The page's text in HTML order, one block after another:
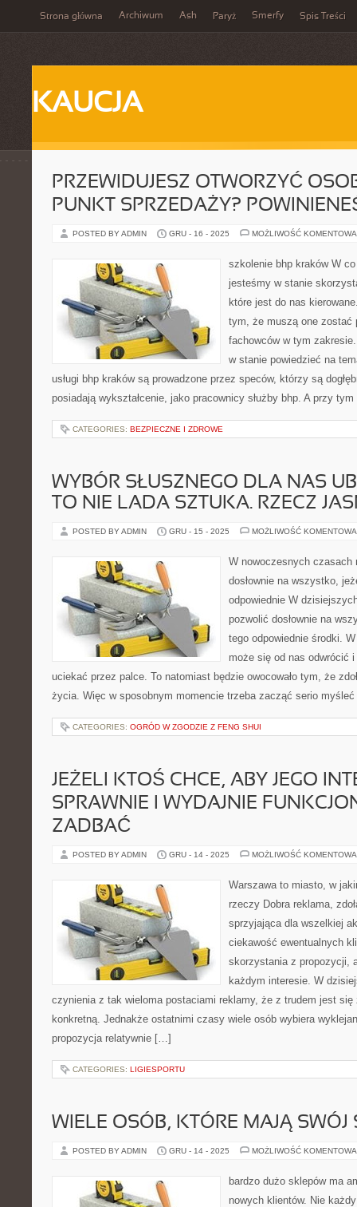
Strona główna Archiwum Ash Paryż Smerfy Spis Treści
KAUCJA
PRZEWIDUJESZ OTWORZYĆ
PUNKT SPRZEDAŻY?
POSTED BY ADMIN GRU - 16 - 2025 MOŻLIWOŚĆ
szkolenie bhp kraków W
jesteśmy w stanie
które jest do nas
tym, że muszą one zostać
fachowców w tym
w stanie powiedzieć na
usługi bhp kraków są prowadzone przez speców, którzy są
posiadają wykształcenie, jako pracownicy służby bhp. A przy
CATEGORIES: BEZPIECZNE I ZDROWE
WYBÓR SŁUSZNEGO DLA NAS
TO NIE LADA SZTUKA. RZECZ
POSTED BY ADMIN GRU - 15 - 2025 MOŻLIWOŚĆ
W nowoczesnych czasach
dosłownie na wszystko,
odpowiednie W
pozwolić dosłownie na
tego odpowiednie środki.
może się od nas odwrócić
uciekać przez palce. To natomiast będzie owocowało tym, że
życia. Więc w sposobnym momencie trzeba zacząć serio
CATEGORIES: OGRÓD W ZGODZIE Z FENG SHUI
JEŻELI KTOŚ CHCE, ABY JEGO
SPRAWNIE I WYDAJNIE
ZADBAĆ
POSTED BY ADMIN GRU - 14 - 2025 MOŻLIWOŚĆ
Warszawa to miasto, w
rzeczy Dobra reklama,
sprzyjająca dla wszelkiej
ciekawość ewentualnych
skorzystania z propozycji,
każdym interesie. W
czynienia z tak wieloma postaciami reklamy, że z trudem jest się
konkretną. Jednakże ostatnimi czasy wiele osób wybiera
propozycja relatywnie […]
CATEGORIES: LIGIESPORTU
WIELE OSÓB, KTÓRE MAJĄ SWÓJ
POSTED BY ADMIN GRU - 14 - 2025 MOŻLIWOŚĆ
bardzo dużo sklepów ma
nowych klientów. Nie